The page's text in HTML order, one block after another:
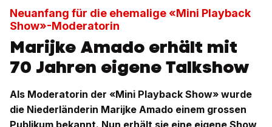
Neuanfang für die ehemalige «Mini Playback
Show»-Moderatorin
Marijke Amado erhält mit
70 Jahren eigene Talkshow
Als Moderatorin der «Mini Playback Show» wurde
die Niederländerin Marijke Amado einem grossen
Publikum bekannt. Nun erhält sie eine eigene Show